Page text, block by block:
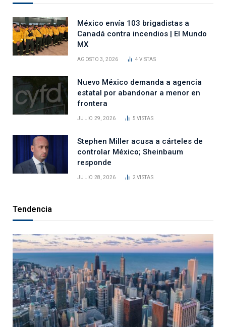
México envía 103 brigadistas a
Canadá contra incendios | El Mundo
MX
AGOSTO 3, 2026 4VISTAS
Nuevo México demanda a agencia
estatal por abandonar a menor en
frontera
JULIO 29, 2026 5VISTAS
Stephen Miller acusa a cárteles de
controlar México; Sheinbaum
responde
JULIO 28, 2026 2VISTAS
Tendencia